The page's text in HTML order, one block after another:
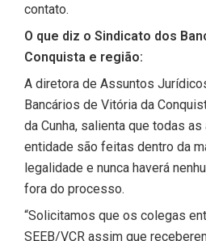
contato.
O que diz o Sindicato dos
Conquista e região:
A diretora de Assuntos
Bancários de Vitória da
da Cunha, salienta que todas
entidade são feitas dentro da
legalidade e nunca haverá
fora do processo.
“Solicitamos que os colegas
SEEB/VCR assim que